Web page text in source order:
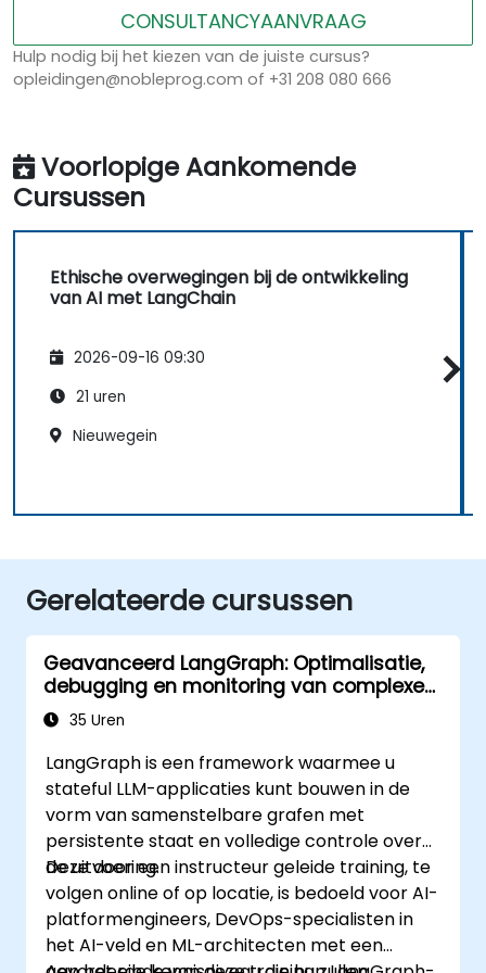
CONSULTANCYAANVRAAG
Hulp nodig bij het kiezen van de juiste cursus?
opleidingen@nobleprog.com of +31 208 080 666
Voorlopige Aankomende
Cursussen
Ethische overwegingen bij de ontwikkeling
van AI met LangChain
2026-09-16 09:30
21 uren
Nieuwegein
Gerelateerde cursussen
Geavanceerd LangGraph: Optimalisatie,
debugging en monitoring van complexe
grafen
35 Uren
LangGraph is een framework waarmee u
stateful LLM-applicaties kunt bouwen in de
vorm van samenstelbare grafen met
persistente staat en volledige controle over
de uitvoering.
Deze door een instructeur geleide training, te
volgen online of op locatie, is bedoeld voor AI-
platformengineers, DevOps-specialisten in
het AI-veld en ML-architecten met een